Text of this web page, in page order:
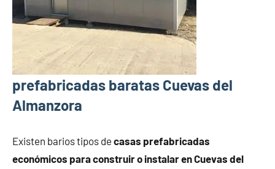
prefabricadas baratas Cuevas del
Almanzora
Existen barios tipos de casas prefabricadas
económicos para construir o instalar en Cuevas del